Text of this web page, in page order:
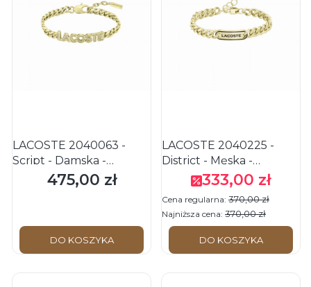
LACOSTE 2040063 -
Script - Damska -
Bransoletka ze stali
nierdzewnej - Złota
Cena
475,00 zł
DO KOSZYKA
LACOSTE 2040225 -
District - Męska -
Bransoletka ze stali
nierdzewnej - Złota
Cena promocyjna
333,00 zł
Cena regularna: 370,00 zł
Najniższa cena: 370,00 zł
DO KOSZYKA